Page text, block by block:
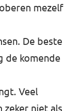
mezelf
De beste
de komende
Veel
zeker niet als